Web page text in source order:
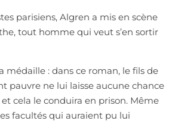
parisiens, Algren a mis en scène
tout homme qui veut s’en sortir
médaille : dans ce roman, le fils de
pauvre ne lui laisse aucune chance
cela le conduira en prison. Même
facultés qui auraient pu lui